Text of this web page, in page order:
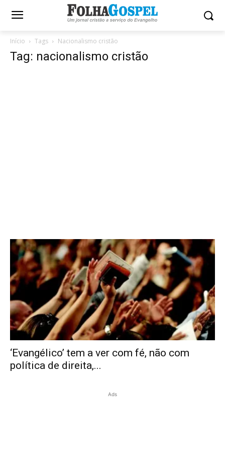
Início Tags Nacionalismo cristão
Tag: nacionalismo cristão
‘Evangélico’ tem a ver com fé, não com
política de direita,...
Ads